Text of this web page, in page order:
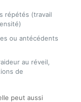
répétés (travail
ou antécédents
au réveil,
de
peut aussi